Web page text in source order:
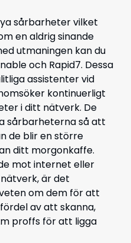
sårbarheter vilket
en aldrig sinande
utmaningen kan du
och Rapid7. Dessa
assistenter vid
kontinuerligt
i ditt nätverk. De
sårbarheterna så att
de blir en större
ditt morgonkaffe.
mot internet eller
är det
om dem för att
av att skanna,
proffs för att ligga